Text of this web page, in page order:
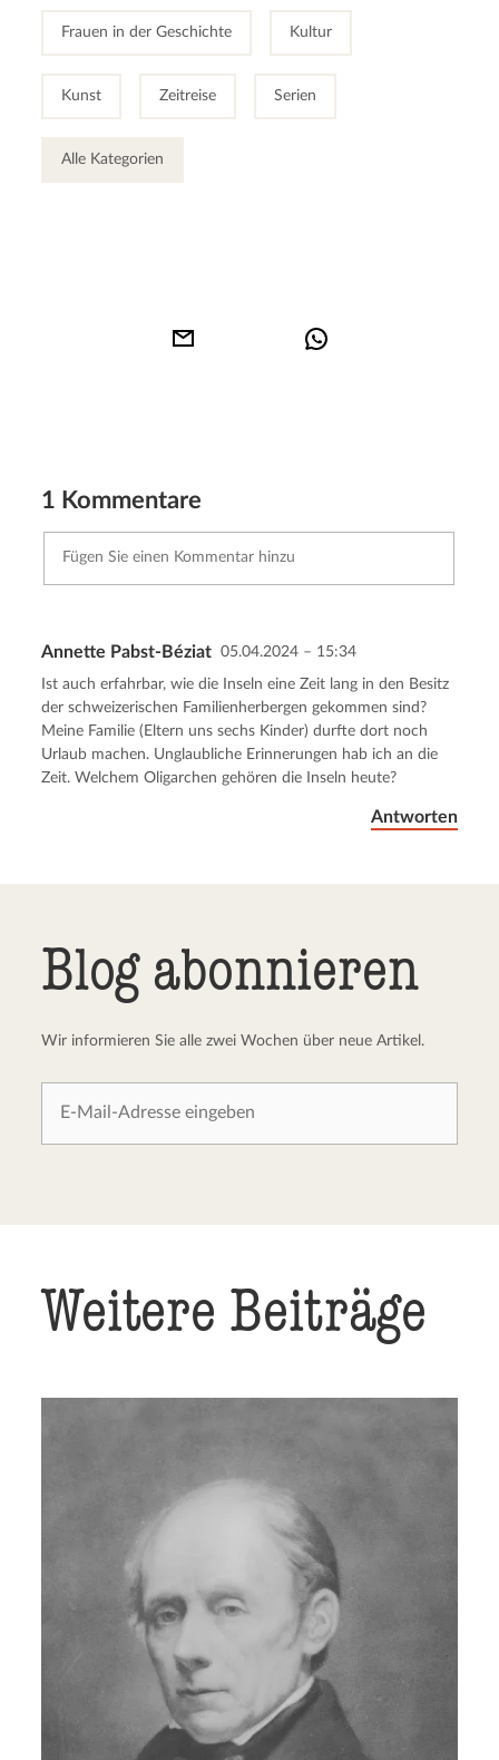
Frauen in der Geschichte Kultur
Kunst Zeitreise Serien
Alle Kategorien
1 Kommentare
Abbrechen Kommentar senden
Annette Pabst-Béziat 05.04.2024 – 15:34
Ist auch erfahrbar, wie die Inseln eine Zeit lang in den Besitz
der schweizerischen Familienherbergen gekommen sind?
Meine Familie (Eltern uns sechs Kinder) durfte dort noch
Urlaub machen. Unglaubliche Erinnerungen hab ich an die
Zeit. Welchem Oligarchen gehören die Inseln heute?
Antworten
Blog abonnieren
Wir informieren Sie alle zwei Wochen über neue Artikel.
Weitere Beiträge